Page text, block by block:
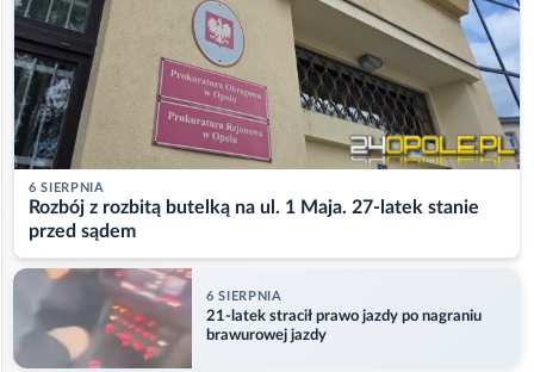
6 SIERPNIA
Rozbój z rozbitą butelką na ul. 1 Maja. 27-latek stanie
przed sądem
6 SIERPNIA
21-latek stracił prawo jazdy po nagraniu
brawurowej jazdy